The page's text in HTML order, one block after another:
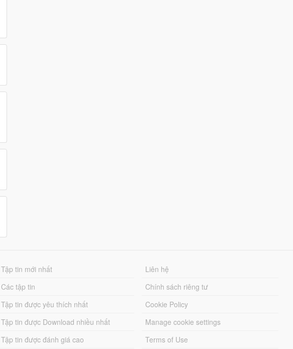
Tập tin mới nhất
Các tập tin
Tập tin được yêu thích nhất
Tập tin được Download nhiều nhất
Tập tin được đánh giá cao
Liên hệ
Chính sách riêng tư
Cookie Policy
Manage cookie settings
Terms of Use